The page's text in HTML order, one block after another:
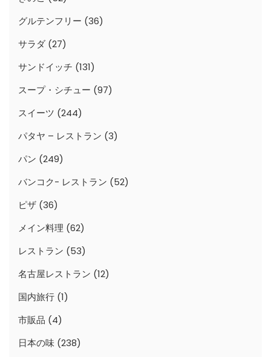
グルテンフリー (36)
サラダ (27)
サンドイッチ (131)
スープ・シチュー (97)
スイーツ (244)
パタヤ – レストラン (3)
パン (249)
バンコク- レストラン (52)
ピザ (36)
メイン料理 (62)
レストラン (53)
名古屋レストラン (12)
国内旅行 (1)
市販品 (4)
日本の味 (238)